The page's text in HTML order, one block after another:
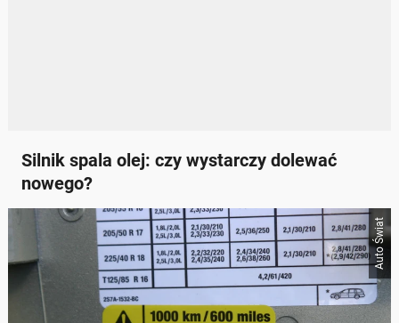
Silnik spala olej: czy wystarczy dolewać
nowego?
Auto Świat